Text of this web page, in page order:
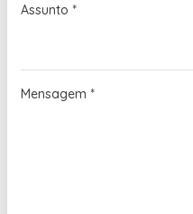
Assunto *
Mensagem *